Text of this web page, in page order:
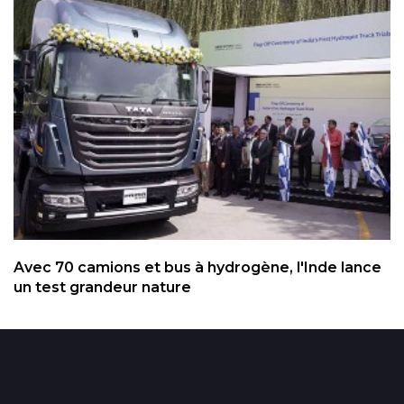
Avec 70 camions et bus à hydrogène, l'Inde lance
un test grandeur nature